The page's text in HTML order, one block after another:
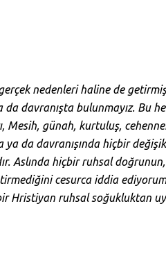
nedenleri haline de
davranışta bulunmayız. Bu
Mesih, günah, kurtuluş,
da davranışında hiçbir
Aslında hiçbir ruhsal doğrunun,
cesurca iddia
Hristiyan ruhsal soğukluktan